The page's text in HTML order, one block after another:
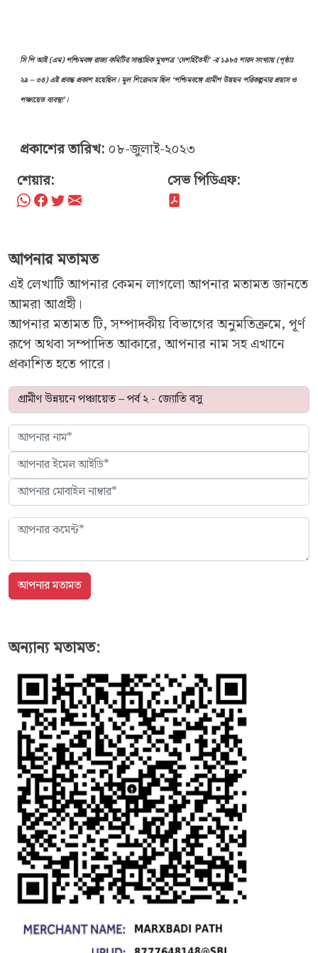
সি পি আই (এম) পশ্চিমবঙ্গ রাজ্য কমিটির সাপ্তাহিক মুখপত্র ‘দেশহিতৈষী’ -র ১৯৮৫ শারদ সংখ্যায় (পৃষ্ঠাঃ
২৯ – ৩৪) এই প্রবন্ধ প্রকাশ হয়েছিল। মূল শিরোনাম ছিল ‘পশ্চিমবঙ্গে গ্রামীণ উন্নয়ন পরিকল্পনার প্রয়াস ও
পঞ্চায়েত ব্যবস্থা’।
প্রকাশের তারিখ:০৮-জুলাই-২০২৩
শেয়ার:
সেভ পিডিএফ:
আপনার মতামত
এই লেখাটি আপনার কেমন লাগলো আপনার মতামত জানতে
আমরা আগ্রহী।
আপনার মতামত টি, সম্পাদকীয় বিভাগের অনুমতিক্রমে, পূর্ণ
রূপে অথবা সম্পাদিত আকারে, আপনার নাম সহ এখানে
প্রকাশিত হতে পারে।
অন্যান্য মতামত: